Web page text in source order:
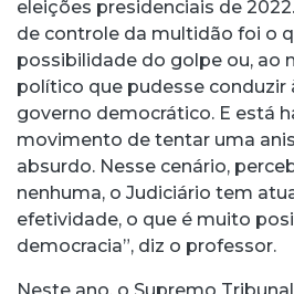
eleições presidenciais de
de controle da multidão foi o
possibilidade do golpe ou, ao
político que pudesse
governo democrático. E está
movimento de tentar uma
absurdo. Nesse cenário,
nenhuma, o Judiciário tem
efetividade, o que é muito
democracia”, diz o professor.